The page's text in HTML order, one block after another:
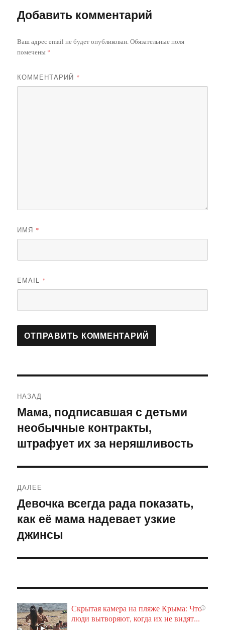
Добавить комментарий
Ваш адрес email не будет опубликован. Обязательные поля
помечены *
КОММЕНТАРИЙ *
ИМЯ *
EMAIL *
по
записям
НАЗАД
Предыдущая
запись:
Мама, подписавшая с детьми
необычные контракты,
штрафует их за неряшливость
ДАЛЕЕ
Следующая
запись:
Девочка всегда рада показать,
как её мама надевает узкие
джинсы
i
Скрытая камера на пляже Крыма: Что
люди вытворяют, когда их не видят...